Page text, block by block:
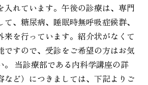
入れています。午後の診療は、専門
、糖尿病、睡眠時無呼吸症候群、
来を行っています。紹介状がなくて
ですので、受診をご希望の方はお気
。 当診療部である内科学講座の詳
など）につきましては、下記よりご